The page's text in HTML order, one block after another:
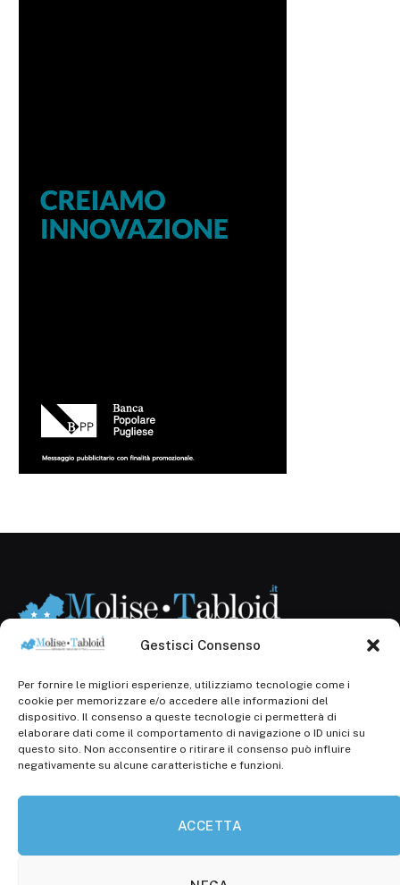
Gestisci Consenso
Per fornire le migliori esperienze, utilizziamo tecnologie come i
cookie per memorizzare e/o accedere alle informazioni del
dispositivo. Il consenso a queste tecnologie ci permetterà di
elaborare dati come il comportamento di navigazione o ID unici su
questo sito. Non acconsentire o ritirare il consenso può influire
negativamente su alcune caratteristiche e funzioni.
ACCETTA
Registr. presso il Tribunale di Campobasso: 3/2013 del
14.11.2013, Cron. 1254
Roc: iscrizione n° 25549 (Prot. 1138/com/15 del
30.04.2015)
P.Iva: 01707150700